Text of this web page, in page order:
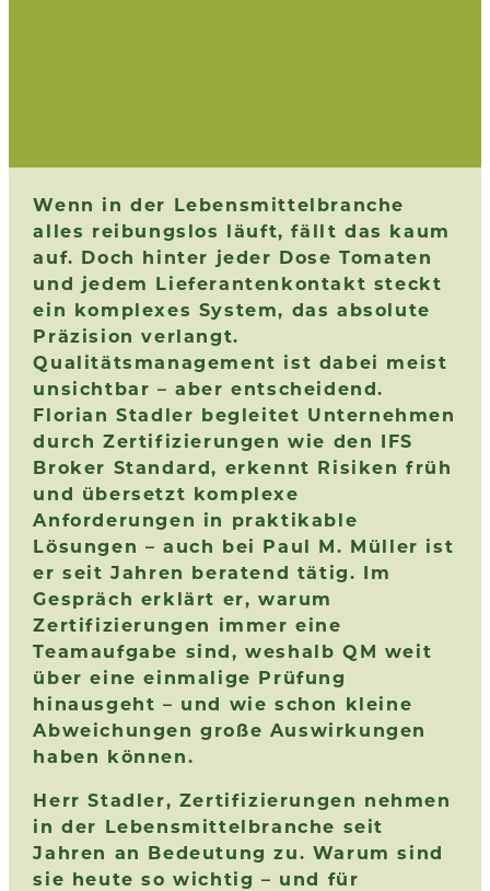
Wenn in der Lebensmittelbranche
alles reibungslos läuft, fällt das kaum
auf. Doch hinter jeder Dose Tomaten
und jedem Lieferantenkontakt steckt
ein komplexes System, das absolute
Präzision verlangt.
Qualitätsmanagement ist dabei meist
unsichtbar – aber entscheidend.
Florian Stadler begleitet Unternehmen
durch Zertifizierungen wie den IFS
Broker Standard, erkennt Risiken früh
und übersetzt komplexe
Anforderungen in praktikable
Lösungen – auch bei Paul M. Müller ist
er seit Jahren beratend tätig. Im
Gespräch erklärt er, warum
Zertifizierungen immer eine
Teamaufgabe sind, weshalb QM weit
über eine einmalige Prüfung
hinausgeht – und wie schon kleine
Abweichungen große Auswirkungen
haben können.
Herr Stadler, Zertifizierungen nehmen
in der Lebensmittelbranche seit
Jahren an Bedeutung zu. Warum sind
sie heute so wichtig – und für